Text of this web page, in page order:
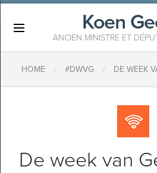
Koen
ANCIEN MINISTRE ET
HOME / #DWVG / DE WEEK
De week van